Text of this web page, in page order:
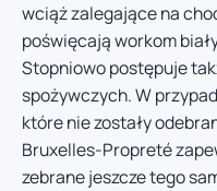
wciąż zalegające na
poświęcają workom
Stopniowo postępuje
spożywczych. W
które nie zostały
Bruxelles-Propreté
zebrane jeszcze tego